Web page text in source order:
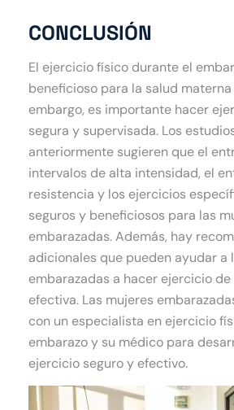
CONCLUSIÓN
El ejercicio físico durante el
beneficioso para la salud materna
embargo, es importante hacer
segura y supervisada. Los
anteriormente sugieren que el
intervalos de alta intensidad, el
resistencia y los ejercicios
seguros y beneficiosos para las
embarazadas. Además, hay
adicionales que pueden ayudar a
embarazadas a hacer ejercicio
efectiva. Las mujeres
con un especialista en ejercicio
embarazo y su médico para
ejercicio seguro y efectivo.